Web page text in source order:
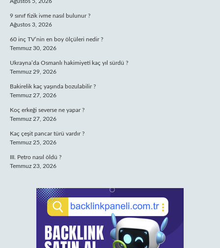
9 sınıf fizik ivme nasıl bulunur ?
Ağustos 3, 2026
60 inç TV’nin en boy ölçüleri nedir ?
Temmuz 30, 2026
Ukrayna’da Osmanlı hakimiyeti kaç yıl sürdü ?
Temmuz 29, 2026
Bakirelik kaç yaşında bozulabilir ?
Temmuz 27, 2026
Koç erkeği severse ne yapar ?
Temmuz 27, 2026
Kaç çeşit pancar türü vardır ?
Temmuz 25, 2026
III. Petro nasıl öldü ?
Temmuz 23, 2026